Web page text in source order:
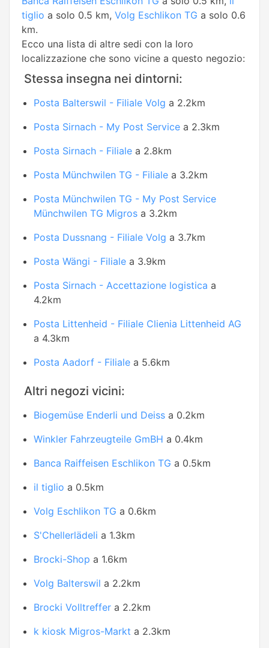
tiglio a solo 0.5 km, Volg Eschlikon TG a solo 0.6
km.
Ecco una lista di altre sedi con la loro
localizzazione che sono vicine a questo negozio:
Stessa insegna nei dintorni:
Posta Balterswil - Filiale Volg a 2.2km
Posta Sirnach - My Post Service a 2.3km
Posta Sirnach - Filiale a 2.8km
Posta Münchwilen TG - Filiale a 3.2km
Posta Münchwilen TG - My Post Service
Münchwilen TG Migros a 3.2km
Posta Dussnang - Filiale Volg a 3.7km
Posta Wängi - Filiale a 3.9km
Posta Sirnach - Accettazione logistica a
4.2km
Posta Littenheid - Filiale Clienia Littenheid AG
a 4.3km
Posta Aadorf - Filiale a 5.6km
Altri negozi vicini:
Biogemüse Enderli und Deiss a 0.2km
Winkler Fahrzeugteile GmBH a 0.4km
Banca Raiffeisen Eschlikon TG a 0.5km
il tiglio a 0.5km
Volg Eschlikon TG a 0.6km
S'Chellerlädeli a 1.3km
Brocki-Shop a 1.6km
Volg Balterswil a 2.2km
Brocki Volltreffer a 2.2km
k kiosk Migros-Markt a 2.3km